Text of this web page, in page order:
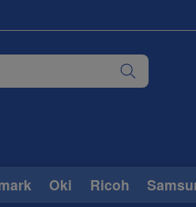
Oki Ricoh